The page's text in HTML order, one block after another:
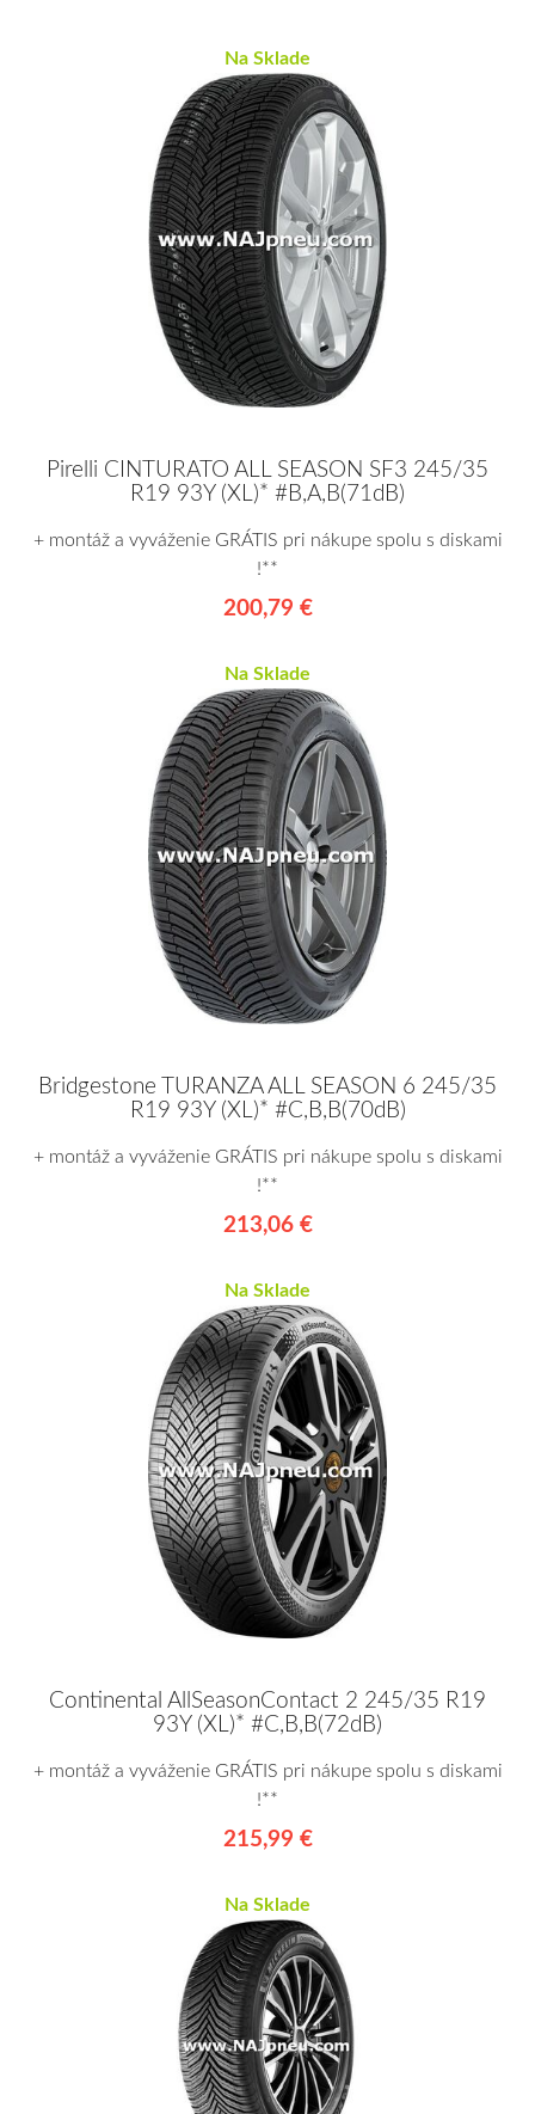
Na Sklade
Pirelli CINTURATO ALL SEASON SF3 245/35
R19 93Y (XL)* #B,A,B(71dB)
+ montáž a vyváženie GRÁTIS pri nákupe spolu s diskami
!**
200,79 €
Na Sklade
Bridgestone TURANZA ALL SEASON 6 245/35
R19 93Y (XL)* #C,B,B(70dB)
+ montáž a vyváženie GRÁTIS pri nákupe spolu s diskami
!**
213,06 €
Na Sklade
Continental AllSeasonContact 2 245/35 R19
93Y (XL)* #C,B,B(72dB)
+ montáž a vyváženie GRÁTIS pri nákupe spolu s diskami
!**
215,99 €
Na Sklade